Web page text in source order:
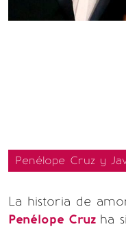
Penélope Cruz y
La historia de
Penélope Cruz ha